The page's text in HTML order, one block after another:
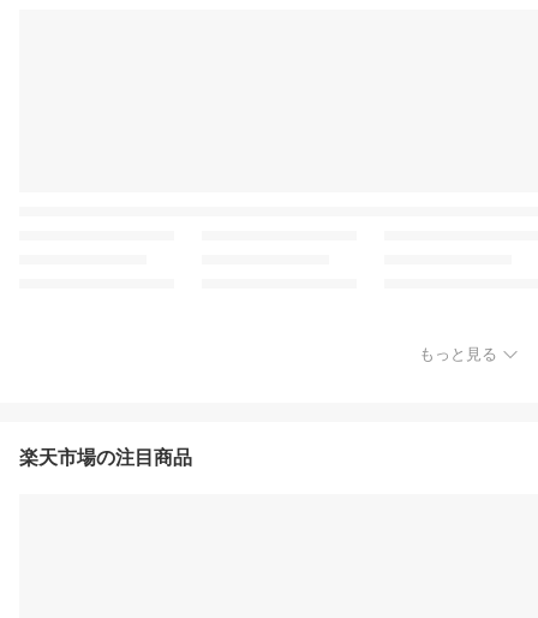
もっと見る
楽天市場の注目商品